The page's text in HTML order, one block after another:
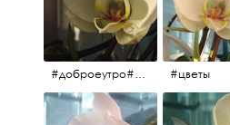
#доброеутро#май#солнце#цветы #майсолнцецветы #цветы